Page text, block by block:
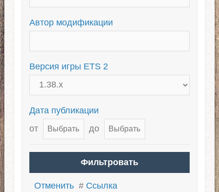
Автор модификации
Версия игры ETS 2
Дата публикации
от
до
Отменить # Ссылка